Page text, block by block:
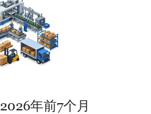
2026年前7个月